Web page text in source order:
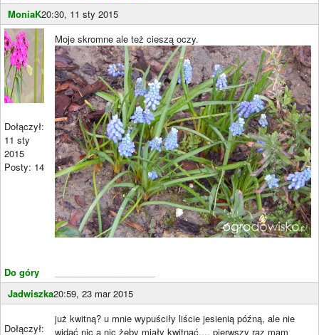
MoniaK20:30, 11 sty 2015
Dołączył:
11 sty
2015
Posty: 14
Do góry
Moje skromne ale też cieszą oczy.
Jadwiszka20:59, 23 mar 2015
Dołączył:
już kwitną? u mnie wypuściły liście jesienią późną, ale nie
widać nic a nic żeby miały kwitnąć.... pierwszy raz mam